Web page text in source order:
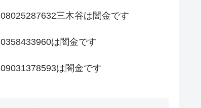
08025287632三木谷は闇金です
0358433960は闇金です
09031378593は闇金です